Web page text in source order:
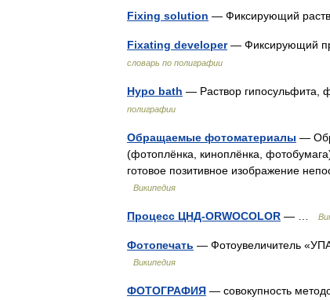
Fixing solution — Фиксирующий
Fixating developer— Фиксирующий
словарь по полиграфии
Hypo bath — Раствор
полиграфии
Обращаемые фотоматериалы —
(фотоплёнка, киноплёнка,
готовое позитивное изображение
Википедия
Процесс ЦНД-ORWOCOLOR — …
Фотопечать — Фотоувеличитель
Википедия
ФОТОГРАФИЯ — совокупность